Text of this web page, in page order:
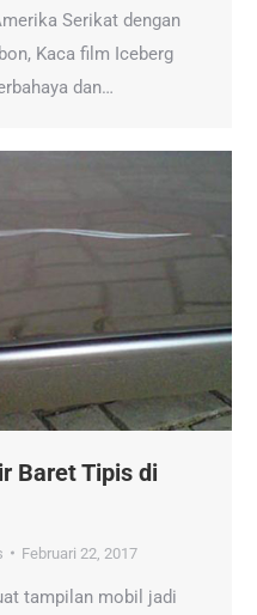
Serikat dengan
Kaca film Iceberg
dan…
Baret Tipis di
Februari 22, 2017
tampilan mobil jadi